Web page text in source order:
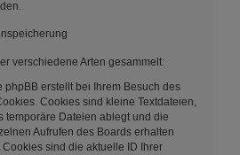
verschiedene Arten gesammelt:
phpBB erstellt bei Ihrem Besuch des
Cookies sind kleine Textdateien,
temporäre Dateien ablegt und die
Aufrufen des Boards erhalten
sind die aktuelle ID Ihrer